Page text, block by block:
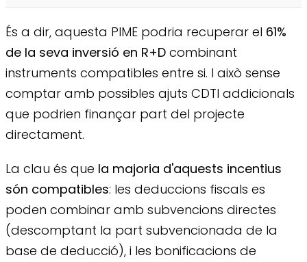
És a dir, aquesta PIME podria recuperar el 61%
de la seva inversió en R+D combinant
instruments compatibles entre si. I això sense
comptar amb possibles ajuts CDTI addicionals
que podrien finançar part del projecte
directament.
La clau és que la majoria d'aquests incentius
són compatibles: les deduccions fiscals es
poden combinar amb subvencions directes
(descomptant la part subvencionada de la
base de deducció), i les bonificacions de